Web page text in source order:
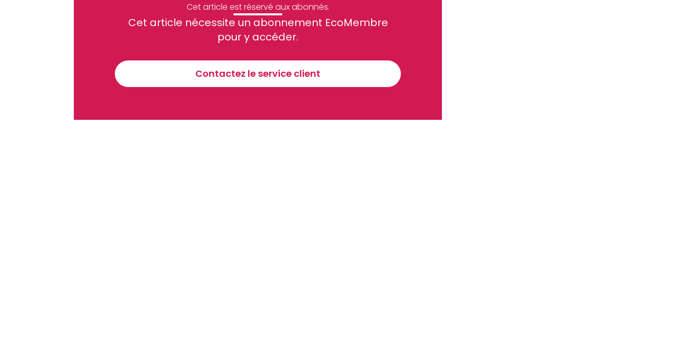
Cet article est réservé aux abonnés.
Cet article nécessite un abonnement EcoMembre
pour y accéder.
Contactez le service client
Recevez notre briefing économique et financier tous les jours avant 10 heures.
En vous inscrivant à la newsletter, vous acceptez de recevoir nos communications. Vous pouvez vous désabonner à tout moment.